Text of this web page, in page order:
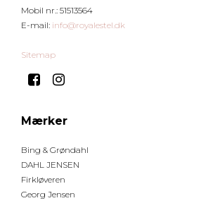
Mobil nr.: 51513564
E-mail: info@royalestel.dk
Sitemap
Mærker
Bing & Grøndahl
DAHL JENSEN
Firkløveren
Georg Jensen